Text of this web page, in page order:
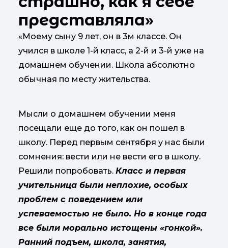
представляла»
«Моему сыну 9 лет, он в 3м классе. Он
учился в школе 1-й класс, а 2-й и 3-й уже на
домашнем обучении. Школа абсолютно
обычная по месту жительства.
Мысли о домашнем обучении меня
посещали еще до того, как он пошел в
школу. Перед первым сентября у нас были
сомнения: вести или не вести его в школу.
Решили попробовать. Класс и первая
учительница были неплохие, особых
проблем с поведением или
успеваемостью не было. Но в конце года
все были морально истощены «гонкой».
Ранний подъем, школа, занятия,